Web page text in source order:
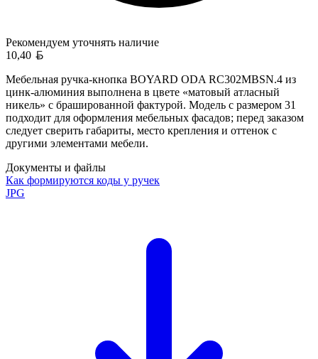
Рекомендуем уточнять наличие
10,40
Мебельная ручка-кнопка BOYARD ODA RC302MBSN.4 из
цинк-алюминия выполнена в цвете «матовый атласный
никель» с брашированной фактурой. Модель с размером 31
подходит для оформления мебельных фасадов; перед заказом
следует сверить габариты, место крепления и оттенок с
другими элементами мебели.
Документы и файлы
Как формируются коды у ручек
JPG